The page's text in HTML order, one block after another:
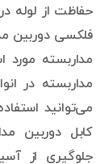
حفاظت از لوله
فلکسی دوربین
مداربسته مورد
مداربسته در
می‌توانید
کابل دوربین
جلوگیری از